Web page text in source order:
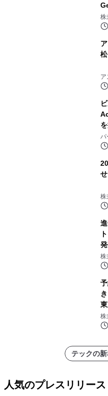
株
ア
パ
せ
株
株
株
テックの
人気のプレスリリース